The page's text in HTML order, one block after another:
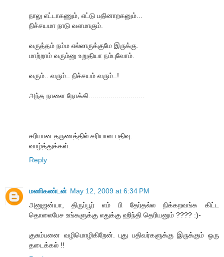
நாலு எட்டாகணும், எட்டு பதினாறகனும்...
நிச்சயமா நாடு வளமாகும்.
வருத்தம் நம்ம எல்லாருக்குமே இருக்கு.
மாற்றாம் வரும்னு உறுதியா நம்புவோம்.
வரும்.. வரும்.. நிச்சயம் வரும்..!
அந்த நாளை நோக்கி............................
சரியான தருணத்தில் சரியான பதிவு.
வாழ்த்துக்கள்.
Reply
மணிகண்டன் May 12, 2009 at 6:34 PM
அனுஜன்யா, திருப்பூர் எம் பி தேர்தல்ல நிக்கறவங்க கிட்ட
தொலைபேச உங்களுக்கு எதுக்கு ஹிந்தி தெரியனும் ???? :)-
குசும்பனை வழிமொழிகிறேன். புது பதிவர்களுக்கு இருக்கும் ஒரு
தடைக்கல் !!